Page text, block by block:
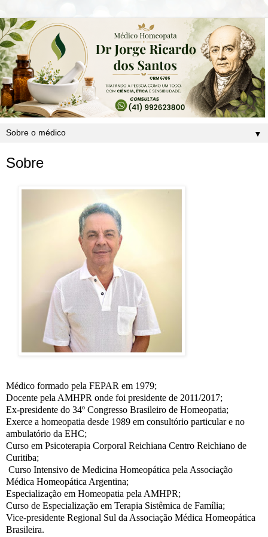
▼
Sobre
Médico formado pela FEPAR em 1979;
Docente pela AMHPR onde foi presidente de 2011/2017;
Ex-presidente do 34º Congresso Brasileiro de Homeopatia;
Exerce a homeopatia desde 1989 em consultório particular e no
ambulatório da EHC;
Curso em Psicoterapia Corporal Reichiana Centro Reichiano de
Curitiba;
Curso Intensivo de Medicina Homeopática pela Associação
Médica Homeopática Argentina;
Especialização em Homeopatia pela AMHPR;
Curso de Especialização em Terapia Sistêmica de Família;
Vice-presidente Regional Sul da Associação Médica Homeopática
Brasileira.